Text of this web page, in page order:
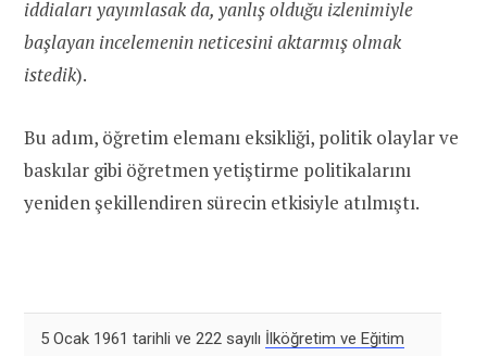
iddiaları yayımlasak da, yanlış olduğu izlenimiyle
başlayan incelemenin neticesini aktarmış olmak
istedik).
Bu adım, öğretim elemanı eksikliği, politik olaylar ve
baskılar gibi öğretmen yetiştirme politikalarını
yeniden şekillendiren sürecin etkisiyle atılmıştı.
5 Ocak 1961 tarihli ve 222 sayılı İlköğretim ve Eğitim